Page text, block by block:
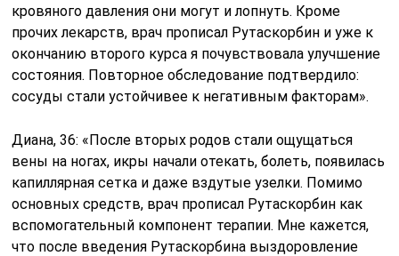
кровяного давления они могут и лопнуть. Кроме
прочих лекарств, врач прописал Рутаскорбин и уже к
окончанию второго курса я почувствовала улучшение
состояния. Повторное обследование подтвердило:
сосуды стали устойчивее к негативным факторам».
Диана, 36: «После вторых родов стали ощущаться
вены на ногах, икры начали отекать, болеть, появилась
капиллярная сетка и даже вздутые узелки. Помимо
основных средств, врач прописал Рутаскорбин как
вспомогательный компонент терапии. Мне кажется,
что после введения Рутаскорбина выздоровление